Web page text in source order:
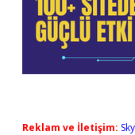
Reklam ve İletişim: